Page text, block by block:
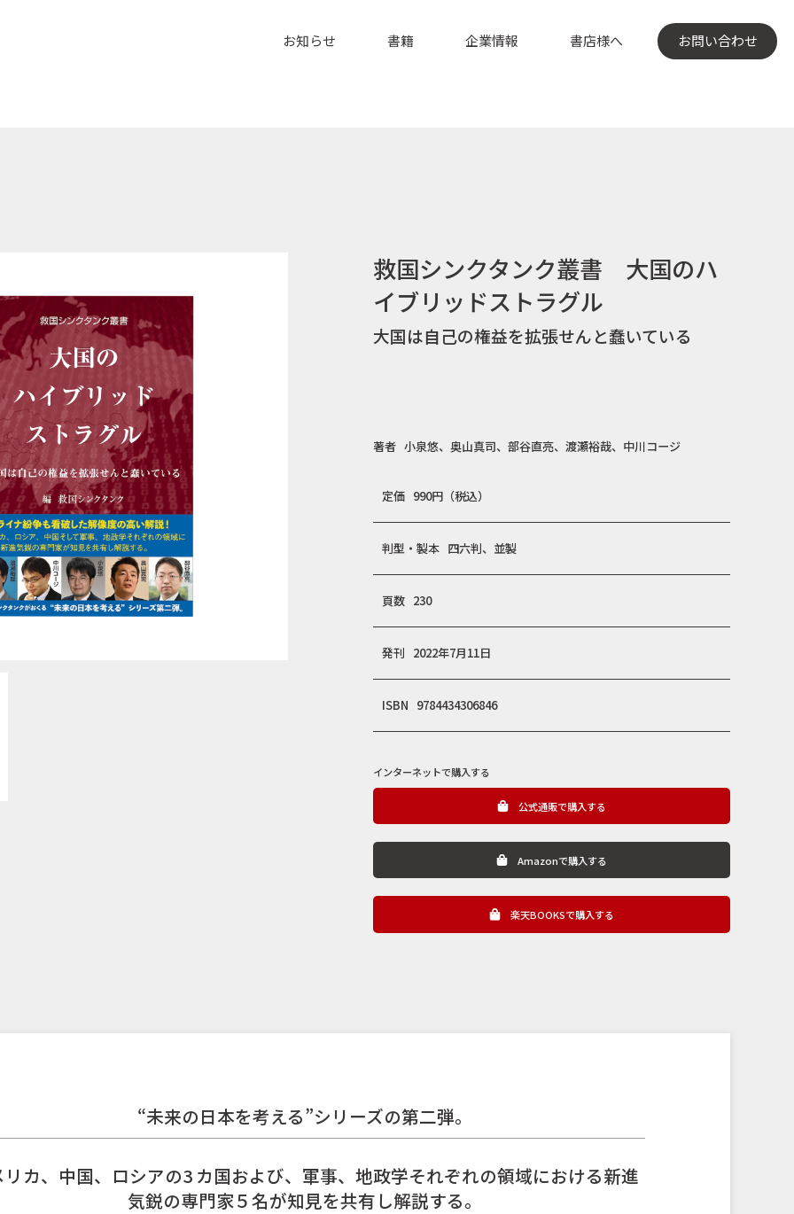
お知らせ 書籍 企業情報 書店様へ お問い合わせ
救国シンクタンク叢書 大国のハ
イブリッドストラグル
大国は自己の権益を拡張せんと蠢いている
著者 小泉悠、奥山真司、部谷直亮、渡瀬裕哉、中川コージ
定価 990円（税込）
判型・製本 四六判、並製
頁数 230
発刊 2022年7月11日
ISBN 9784434306846
インターネットで購入する
公式通販で購入する
Amazonで購入する
楽天BOOKSで購入する
“未来の日本を考える”シリーズの第二弾。
リカ、中国、ロシアの3 カ国および、軍事、地政学それぞれの領域における新進
気鋭の専門家５名が知見を共有し解説する。